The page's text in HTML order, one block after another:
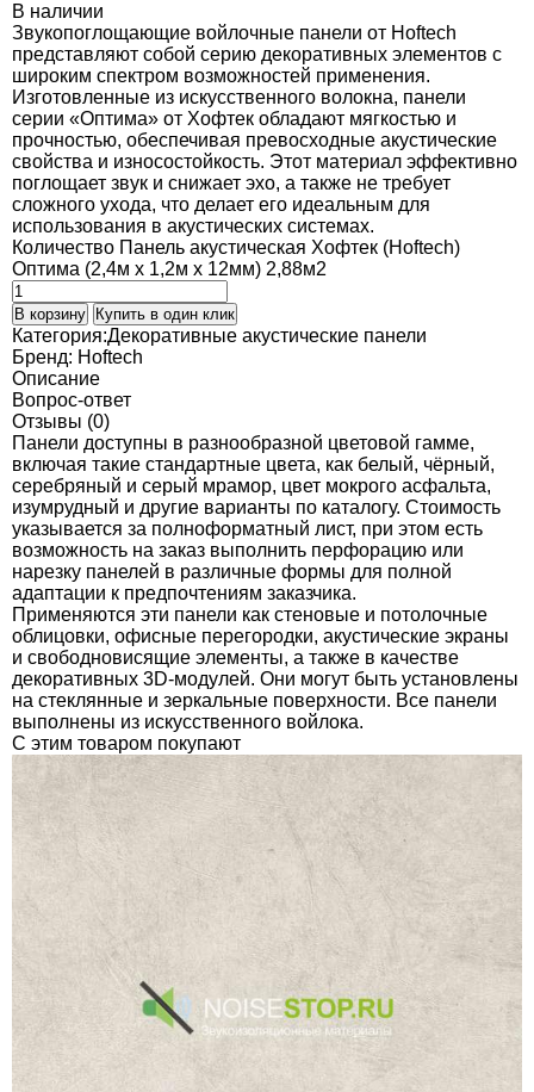
В наличии
Звукопоглощающие войлочные панели от Hoftech
представляют собой серию декоративных элементов с
широким спектром возможностей применения.
Изготовленные из искусственного волокна, панели
серии «Оптима» от Хофтек обладают мягкостью и
прочностью, обеспечивая превосходные акустические
свойства и износостойкость. Этот материал эффективно
поглощает звук и снижает эхо, а также не требует
сложного ухода, что делает его идеальным для
использования в акустических системах.
Количество Панель акустическая Хофтек (Hoftech)
Оптима (2,4м х 1,2м х 12мм) 2,88м2
В корзину Купить в один клик
Категория:Декоративные акустические панели
Бренд: Hoftech
Описание
Вопрос-ответ
Отзывы (0)
Панели доступны в разнообразной цветовой гамме,
включая такие стандартные цвета, как белый, чёрный,
серебряный и серый мрамор, цвет мокрого асфальта,
изумрудный и другие варианты по каталогу. Стоимость
указывается за полноформатный лист, при этом есть
возможность на заказ выполнить перфорацию или
нарезку панелей в различные формы для полной
адаптации к предпочтениям заказчика.
Применяются эти панели как стеновые и потолочные
облицовки, офисные перегородки, акустические экраны
и свободновисящие элементы, а также в качестве
декоративных 3D-модулей. Они могут быть установлены
на стеклянные и зеркальные поверхности. Все панели
выполнены из искусственного войлока.
C этим товаром покупают